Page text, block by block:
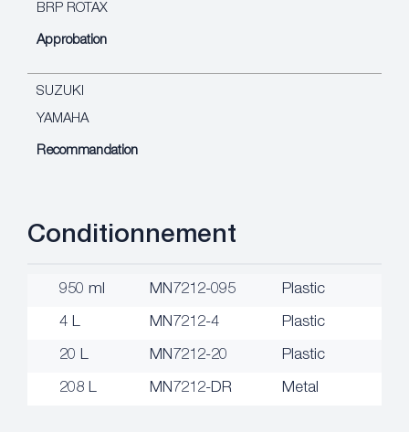
BRP ROTAX
Approbation
SUZUKI
YAMAHA
Recommandation
Conditionnement
950 ml MN7212-095 Plastic
4 L MN7212-4 Plastic
20 L MN7212-20 Plastic
208 L MN7212-DR Metal